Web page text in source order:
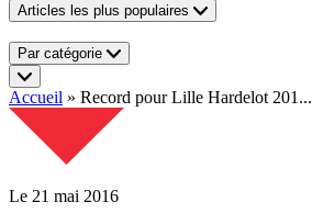
Articles les plus populaires
Par catégorie
Accueil » Record pour Lille Hardelot 201...
Le 21 mai 2016